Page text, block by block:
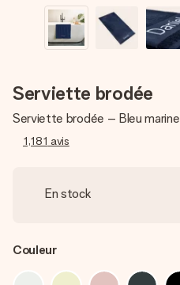
Serviette brodée
Serviette brodée – Bleu marine
1,181 avis
En stock
Couleur